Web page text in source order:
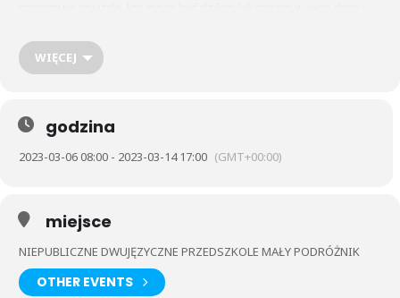
gromadzenia sejmików i sygnał do lotu, jak dzielą rok na podróż z
Polski i z powrotem.
Podpisaną pracę – należy przynieść do Przedszkola do wtorku 7.03.
WIĘCEJ
godzina
2023-03-06 08:00 - 2023-03-14 17:00 (GMT+00:00)
miejsce
NIEPUBLICZNE DWUJĘZYCZNE PRZEDSZKOLE MAŁY PODRÓŻNIK
OTHER EVENTS